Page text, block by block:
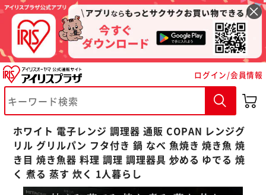
ログイン/会員情報
ホワイト 電子レンジ 調理器 通販 COPAN レンジグ
リル グリルパン フタ付き 鍋 なべ 魚焼き 焼き魚 焼
き目 焼き魚器 料理 調理 調理器具 炒める ゆでる 焼
く 煮る 蒸す 炊く 1人暮らし
※ご確認ください
カートに入れる 購入手続きへ